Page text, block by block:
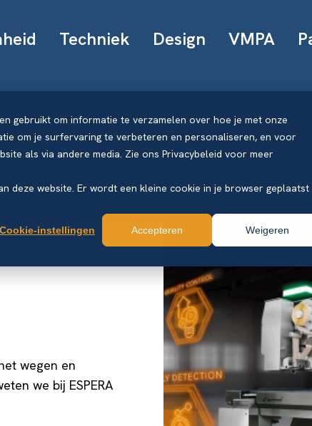
gebruikt om informatie te verzamelen over hoe je met onze
om je surfervaring te verbeteren en personaliseren, en voor
als via andere media. Zie ons Privacybeleid voor meer
deze website. Er wordt een kleine cookie in je browser geplaatst
Cookie-instellingen Accepteren Weigeren
Techniek Design VMPA
wegen en
we bij ESPERA